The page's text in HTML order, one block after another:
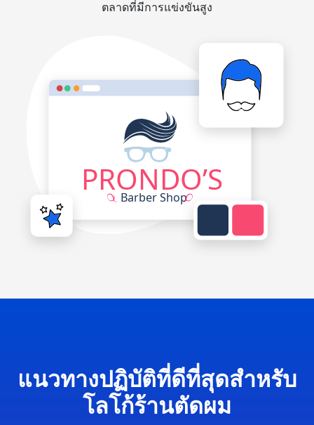
ตลาดที่มีการแข่งขันสูง
แนวทางปฏิบัติที่ดีที่สุดสำหรับ
โลโก้ร้านตัดผม